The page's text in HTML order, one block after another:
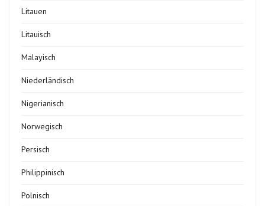
Litauen
Litauisch
Malayisch
Niederländisch
Nigerianisch
Norwegisch
Persisch
Philippinisch
Polnisch